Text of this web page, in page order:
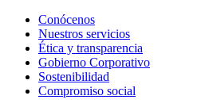
Conócenos
Nuestros servicios
Ética y transparencia
Gobierno Corporativo
Sostenibilidad
Compromiso social